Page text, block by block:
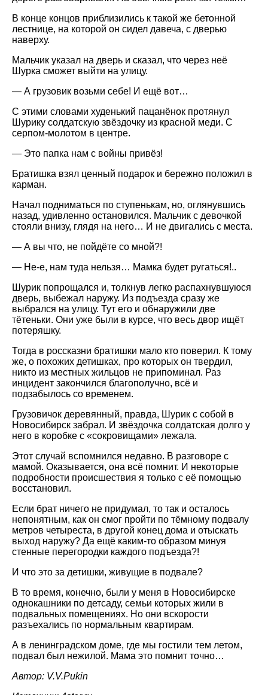
В конце концов приблизились к такой же бетонной
лестнице, на которой он сидел давеча, с дверью
наверху.
Мальчик указал на дверь и сказал, что через неё
Шурка сможет выйти на улицу.
— А грузовик возьми себе! И ещё вот…
С этими словами худенький пацанёнок протянул
Шурику солдатскую звёздочку из красной меди. С
серпом-молотом в центре.
— Это папка нам с войны привёз!
Братишка взял ценный подарок и бережно положил в
карман.
Начал подниматься по ступенькам, но, оглянувшись
назад, удивленно остановился. Мальчик с девочкой
стояли внизу, глядя на него… И не двигались с места.
— А вы что, не пойдёте со мной?!
— Не-е, нам туда нельзя… Мамка будет ругаться!..
Шурик попрощался и, толкнув легко распахнувшуюся
дверь, выбежал наружу. Из подъезда сразу же
выбрался на улицу. Тут его и обнаружили две
тётеньки. Они уже были в курсе, что весь двор ищёт
потеряшку.
Тогда в россказни братишки мало кто поверил. К тому
же, о похожих детишках, про которых он твердил,
никто из местных жильцов не припоминал. Раз
инцидент закончился благополучно, всё и
подзабылось со временем.
Грузовичок деревянный, правда, Шурик с собой в
Новосибирск забрал. И звёздочка солдатская долго у
него в коробке с «сокровищами» лежала.
Этот случай вспомнился недавно. В разговоре с
мамой. Оказывается, она всё помнит. И некоторые
подробности происшествия я только с её помощью
восстановил.
Если брат ничего не придумал, то так и осталось
непонятным, как он смог пройти по тёмному подвалу
метров четыреста, в другой конец дома и отыскать
выход наружу? Да ещё каким-то образом минуя
стенные перегородки каждого подъезда?!
И что это за детишки, живущие в подвале?
В то время, конечно, были у меня в Новосибирске
однокашники по детсаду, семьи которых жили в
подвальных помещениях. Но они вскорости
разъехались по нормальным квартирам.
А в ленинградском доме, где мы гостили тем летом,
подвал был нежилой. Мама это помнит точно…
Автор: V.V.Pukin